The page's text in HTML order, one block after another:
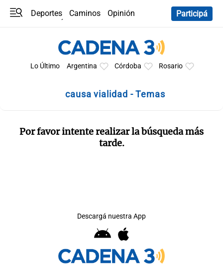
Deportes Caminos
Opinión
Participá
Lo Último Argentina Córdoba Rosario
causa vialidad - Temas
Por favor intente realizar la búsqueda más
tarde.
Descargá nuestra App